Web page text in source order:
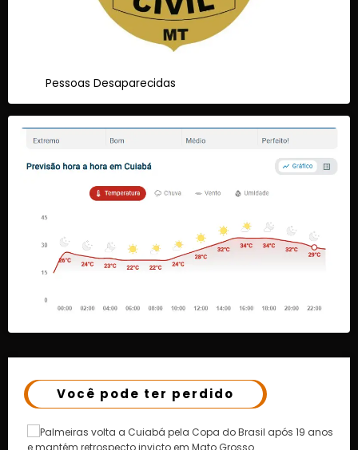
Pessoas Desaparecidas
Você pode ter perdido